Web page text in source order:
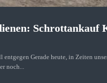
Schrottankauf
Gerade heute, in Zeiten
noch...